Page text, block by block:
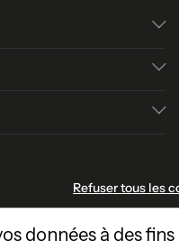
Refuser tous les
données à des fins